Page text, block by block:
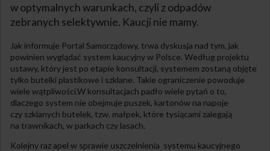
w optymalnych warunkach, czyli z odpadów
zebranych selektywnie. Kaucji nie mamy.
Jak informuje Portal Samorządowy, trwa dyskusja nad tym, jak
powinien wyglądać system kaucyjny w Polsce. Według projektu
ustawy, który jest po etapie konsultacji, systemem zostaną objęte
tylko butelki plastikowe i szklane. Takie ograniczenie powoduje
wiele wątpliwości.W konsultacjach padło wiele pytań o to,
dlaczego system nie obejmuje puszek, kartonów na napoje
czy szklanych butelek, tzw. małpek, które tysiącami zalegają
na trawnikach, w parkach czy lasach.
Kolejny raz apel w sprawie uszczelnienia systemu kaucyjnego